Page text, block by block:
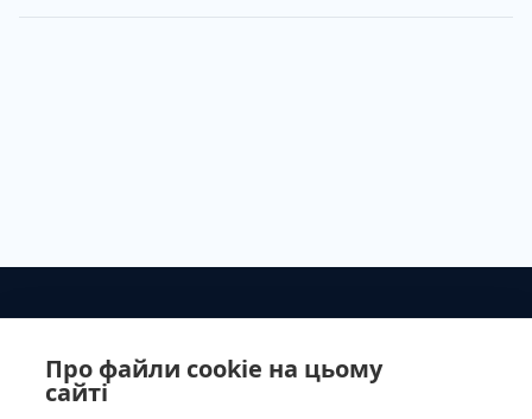
Про файли cookie на цьому
сайті
September 23, 2011